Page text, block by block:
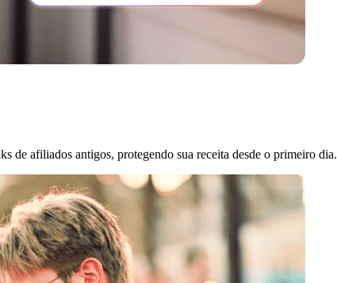
de afiliados antigos, protegendo sua receita desde o primeiro dia.